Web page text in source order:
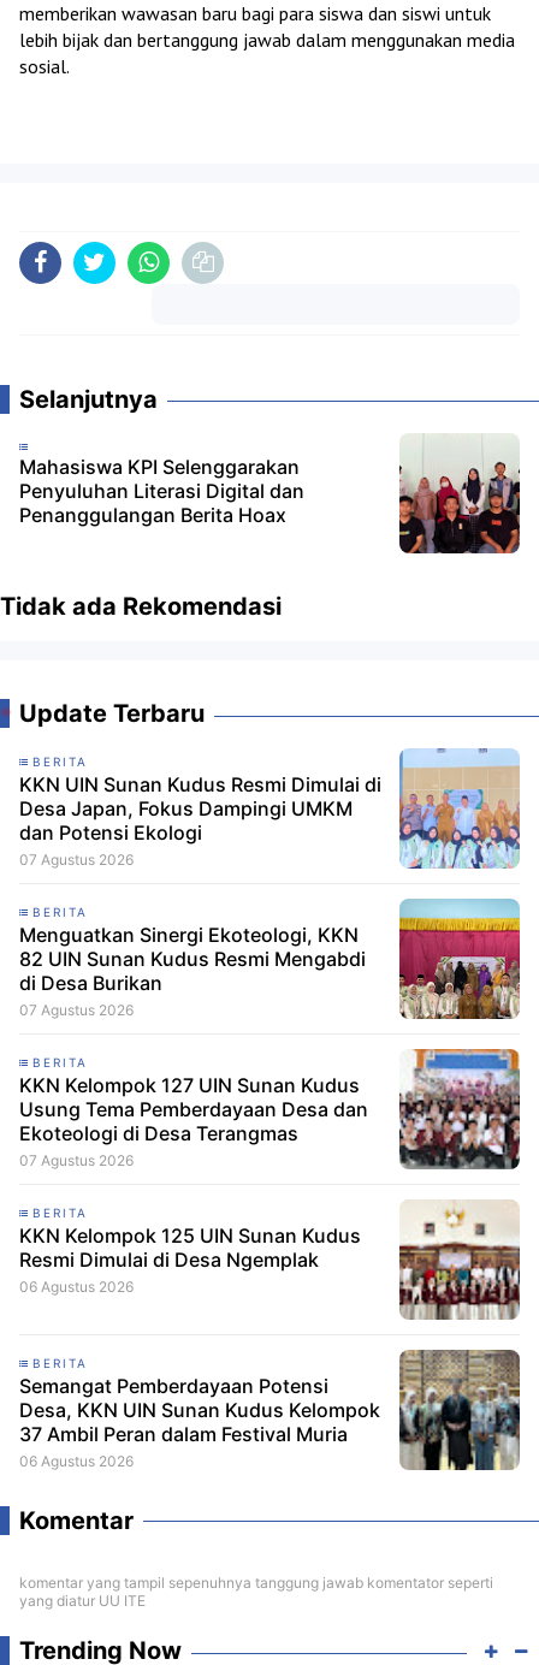
memberikan wawasan baru bagi para siswa dan siswi untuk
lebih bijak dan bertanggung jawab dalam menggunakan media
sosial.
Selanjutnya
Mahasiswa KPI Selenggarakan
Penyuluhan Literasi Digital dan
Penanggulangan Berita Hoax
Tidak ada Rekomendasi
Update Terbaru
BERITA
KKN UIN Sunan Kudus Resmi Dimulai di
Desa Japan, Fokus Dampingi UMKM
dan Potensi Ekologi
07 Agustus 2026
BERITA
Menguatkan Sinergi Ekoteologi, KKN
82 UIN Sunan Kudus Resmi Mengabdi
di Desa Burikan
07 Agustus 2026
BERITA
KKN Kelompok 127 UIN Sunan Kudus
Usung Tema Pemberdayaan Desa dan
Ekoteologi di Desa Terangmas
07 Agustus 2026
BERITA
KKN Kelompok 125 UIN Sunan Kudus
Resmi Dimulai di Desa Ngemplak
06 Agustus 2026
BERITA
Semangat Pemberdayaan Potensi
Desa, KKN UIN Sunan Kudus Kelompok
37 Ambil Peran dalam Festival Muria
06 Agustus 2026
Komentar
komentar yang tampil sepenuhnya tanggung jawab komentator seperti
yang diatur UU ITE
Trending Now